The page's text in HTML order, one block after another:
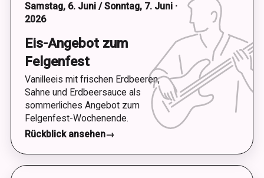
Samstag, 6. Juni / Sonntag, 7. Juni ·
2026
Eis-Angebot zum
Felgenfest
Vanilleeis mit frischen Erdbeeren,
Sahne und Erdbeersauce als
sommerliches Angebot zum
Felgenfest-Wochenende.
Rückblick ansehen→